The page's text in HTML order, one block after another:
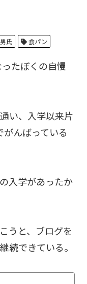
氏 食パン
たぼくの自慢
い、入学以来片
んばっている
入学があったか
うと、ブログを
続できている。